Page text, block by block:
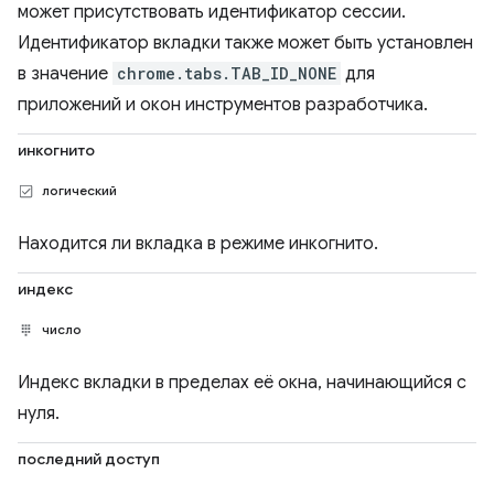
может присутствовать идентификатор сессии.
Идентификатор вкладки также может быть установлен
в значение chrome.tabs.TAB_ID_NONE для
приложений и окон инструментов разработчика.
инкогнито
логический
Находится ли вкладка в режиме инкогнито.
индекс
число
Индекс вкладки в пределах её окна, начинающийся с
нуля.
последний доступ